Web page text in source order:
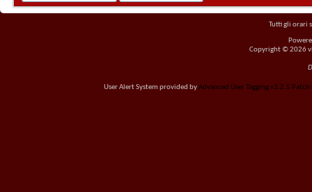
Tutti gli orari
Copyright © 2026
User Alert System provided byAdvanced User Tagging v3.2.5 Patch